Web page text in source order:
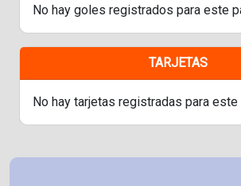
No hay goles registrados para este
TARJETAS
No hay tarjetas registradas para este